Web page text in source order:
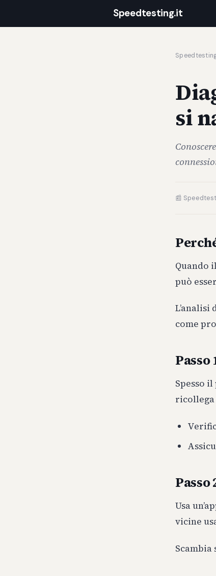
Speedtesting.it
si
📰
Quando
può
come
Spesso
ricollega
Passo
Usa
vicine